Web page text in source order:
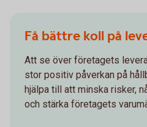
Få bättre koll på
Att se över företagets
stor positiv påverkan på
hjälpa till att minska risker,
och stärka företagets